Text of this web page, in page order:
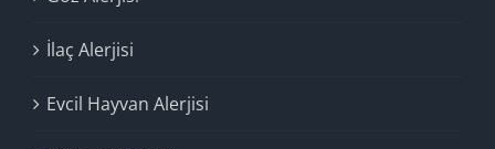
İlaç Alerjisi
Evcil Hayvan Alerjisi